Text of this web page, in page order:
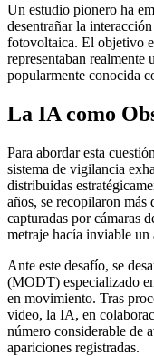
Un estudio pionero ha
desentrañar la
fotovoltaica. El objetivo
representaban realmente
popularmente conocida
La IA como
Para abordar esta
sistema de vigilancia
distribuidas
años, se recopilaron más
capturadas por cámaras
metraje hacía inviable un
Ante este desafío, se
(MODT) especializado
en movimiento. Tras
video, la IA, en
número considerable de
apariciones registradas.